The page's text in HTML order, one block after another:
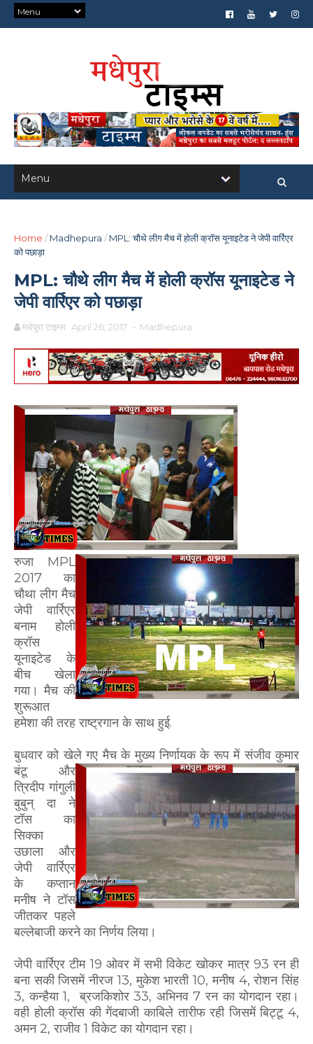
Home / Madhepura / MPL: चौथे लीग मैच में होली क्रॉस यूनाइटेड ने जेपी वार्रिएर
को पछाड़ा
MPL: चौथे लीग मैच में होली क्रॉस यूनाइटेड ने
जेपी वार्रिएर को पछाड़ा
मधेपुरा टाइम्स April 26, 2017 - Madhepura
रुजा MPL
2017 का
चौथा लीग मैच
जेपी वार्रिएर
बनाम होली
क्रॉस
यूनाइटेड के
बीच खेला
गया। मैच की
शुरूआत
हमेशा की तरह राष्ट्रगान के साथ हुई.
बुधवार को खेले गए मैच के मुख्यनिर्णायक के रूप में संजीव कुमार
बंटू और
त्रिदीप गांगुली
बुबुन् दा ने
टॉस का
सिक्का
उछाला और
जेपी वार्रिएर
के कप्तान
मनीष ने टॉस
जीतकर पहले
बल्लेबाजी करने का निर्णय लिया।
जेपी वार्रिएर टीम 19 ओवर में सभी विकेट खोकर मात्र 93 रन ही
बना सकी जिसमें नीरज 13, मुकेश भारती 10, मनीष 4, रोशन सिंह
3, कन्हैया 1, ब्रजकिशोर 33, अभिनव 7 रन का योगदान रहा।
वही होली क्रॉस की गेंदबाजी काबिले तारीफ रही जिसमें बिट्टू 4,
अमन 2, राजीव 1 विकेट का योगदान रहा।